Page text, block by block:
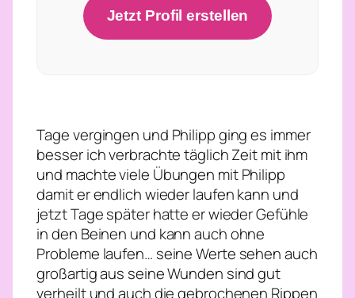
Jetzt Profil erstellen
Tage vergingen und Philipp ging es immer
besser ich verbrachte täglich Zeit mit ihm
und machte viele Übungen mit Philipp
damit er endlich wieder laufen kann und
jetzt Tage später hatte er wieder Gefühle
in den Beinen und kann auch ohne
Probleme laufen… seine Werte sehen auch
großartig aus seine Wunden sind gut
verheilt und auch die gebrochenen Rippen